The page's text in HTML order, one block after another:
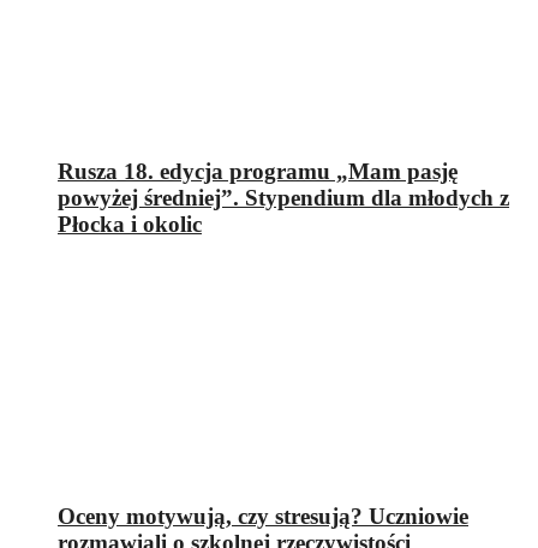
Rusza 18. edycja programu „Mam pasję
powyżej średniej”. Stypendium dla młodych z
Płocka i okolic
Oceny motywują, czy stresują? Uczniowie
rozmawiali o szkolnej rzeczywistości